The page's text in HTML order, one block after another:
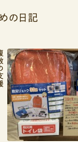
の日記
援